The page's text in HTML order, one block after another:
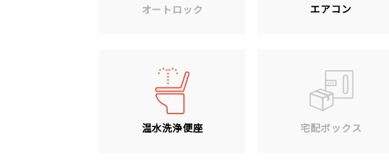
オートロック エアコン
温水洗浄便座 宅配ボックス